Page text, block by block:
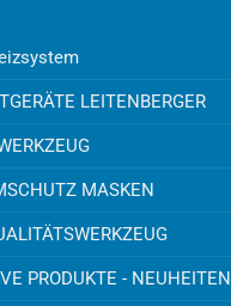
LEITENBERGER
MASKEN
PRODUKTE - NEUHEITEN